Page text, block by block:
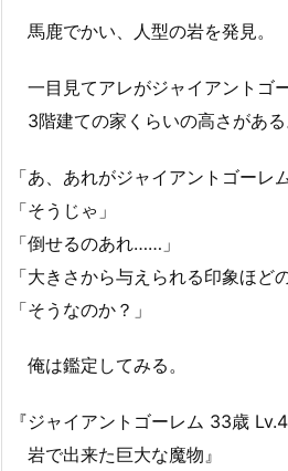
馬鹿でかい、人型の岩を発見。
一目見てアレがジャイアントゴ
3階建ての家くらいの高さがある
「あ、あれがジャイアントゴーレ
「そうじゃ」
「倒せるのあれ……」
「大きさから与えられる印象ほど
「そうなのか？」
俺は鑑定してみる。
『ジャイアントゴーレム 33歳
岩で出来た巨大な魔物』